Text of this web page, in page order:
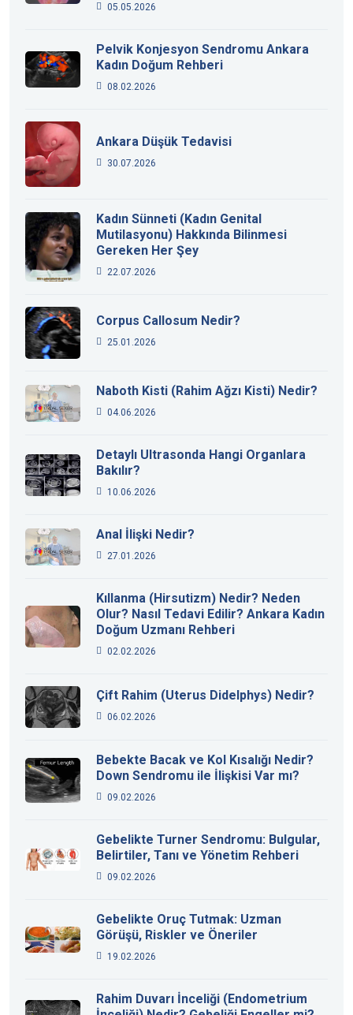
05.05.2026
Pelvik Konjesyon Sendromu Ankara
Kadın Doğum Rehberi
08.02.2026
Ankara Düşük Tedavisi
30.07.2026
Kadın Sünneti (Kadın Genital
Mutilasyonu) Hakkında Bilinmesi
Gereken Her Şey
22.07.2026
Corpus Callosum Nedir?
25.01.2026
Naboth Kisti (Rahim Ağzı Kisti) Nedir?
04.06.2026
Detaylı Ultrasonda Hangi Organlara
Bakılır?
10.06.2026
Anal İlişki Nedir?
27.01.2026
Kıllanma (Hirsutizm) Nedir? Neden
Olur? Nasıl Tedavi Edilir? Ankara Kadın
Doğum Uzmanı Rehberi
02.02.2026
Çift Rahim (Uterus Didelphys) Nedir?
06.02.2026
Bebekte Bacak ve Kol Kısalığı Nedir?
Down Sendromu ile İlişkisi Var mı?
09.02.2026
Gebelikte Turner Sendromu: Bulgular,
Belirtiler, Tanı ve Yönetim Rehberi
09.02.2026
Gebelikte Oruç Tutmak: Uzman
Görüşü, Riskler ve Öneriler
19.02.2026
Rahim Duvarı İnceliği (Endometrium